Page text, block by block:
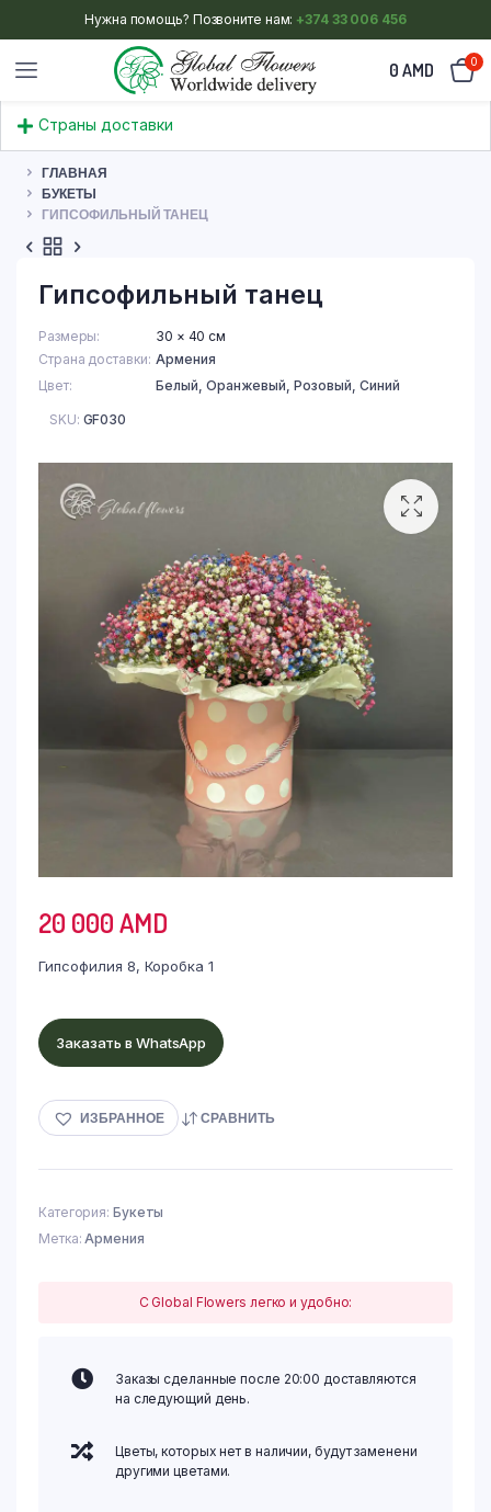
Нужна помощь? Позвоните нам: +374 33 006 456
0 AMD 0
Страны доставки
ГЛАВНАЯ
БУКЕТЫ
ГИПСОФИЛЬНЫЙ ТАНЕЦ
Гипсофильный танец
Размеры
30 × 40 см
Страна доставки Армения
Цвет
Белый, Оранжевый, Розовый, Синий
SKU: GF030
20 000AMD
Гипсофилия 8, Коробка 1
Заказать в WhatsApp
ИЗБРАННОЕ СРАВНИТЬ
Категория: Букеты
Метка:Армения
С Global Flowers легко и удобно:
Заказы сделанные после 20:00 доставляются
на следующий день.
Цветы, которых нет в наличии, будут заменени
другими цветами.